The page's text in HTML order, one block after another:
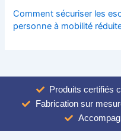
Comment sécuriser les
personne à mobilité
Produits certifiés
Fabrication sur